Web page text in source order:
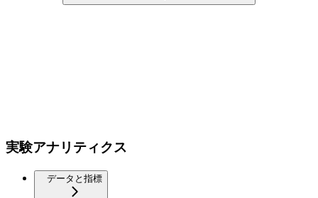
実験アナリティクス
データと指標